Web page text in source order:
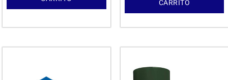
CARRITO